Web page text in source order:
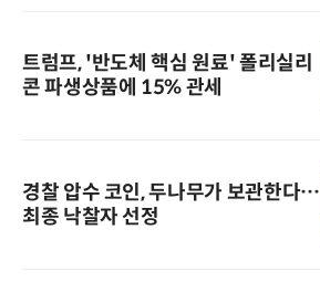
트럼프, '반도체 핵심 원료' 폴리실리
콘 파생상품에 15% 관세
경찰 압수 코인, 두나무가 보관한다…
최종 낙찰자 선정